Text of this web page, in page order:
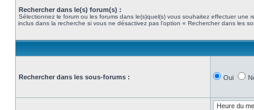
Rechercher dans le(s) forum(s) :
Sélectionnez le forum ou les forums dans le(s)quel(s) vous souhaitez effectuer une
inclus dans la recherche si vous ne désactivez pas l’option « Rechercher dans les
Rechercher dans les sous-forums : Oui